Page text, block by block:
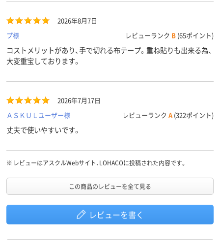
2026年8月7日
プ様
レビューランク B (65ポイント)
コストメリットがあり、手で切れる布テープ。重ね貼りも出来る為、
大変重宝しております。
2026年7月17日
ＡＳＫＵＬユーザー様
レビューランク A (322ポイント)
丈夫で使いやすいです。
※ レビューはアスクルWebサイト、LOHACOに投稿された内容です。
この商品のレビューを全て見る
レビューを書く